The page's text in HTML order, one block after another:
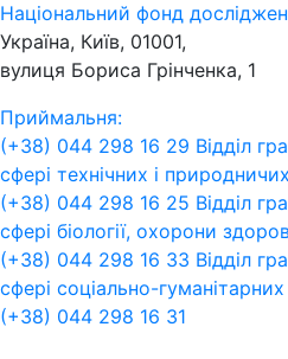
Національний фонд
Україна, Київ, 01001,
вулиця Бориса Грінченка, 1
Приймальня:
(+38) 044 298 16 29 Відділ
сфері технічних і
(+38) 044 298 16 25 Відділ
сфері біології, охорони
(+38) 044 298 16 33 Відділ
сфері соціально-
(+38) 044 298 16 31